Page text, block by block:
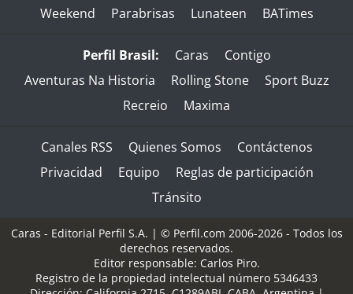
Weekend
Parabrisas Lunateen BATimes
Perfil Brasil: Caras
Contigo
Aventuras Na Historia
Rolling Stone
Sport Buzz
Recreio
Maxima
Canales RSS Quienes Somos
Contáctenos
Privacidad
Equipo
Reglas de participación
Tránsito
Caras - Editorial Perfil S.A. | © Perfil.com 2006-2026 - Todos los
derechos reservados.
Editor responsable: Carlos Piro.
Registro de la propiedad intelectual número 5346433